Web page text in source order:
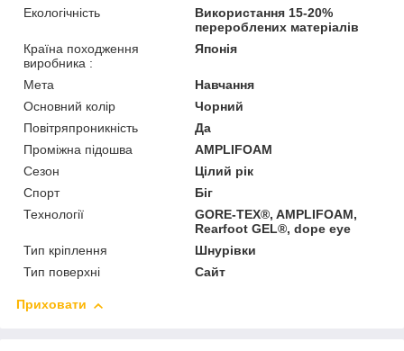
Екологічність
Використання 15-20%
перероблених матеріалів
Країна походження
виробника :
Японія
Мета
Навчання
Основний колір
Чорний
Повітряпроникність
Да
Проміжна підошва
AMPLIFOAM
Сезон
Цілий рік
Спорт
Біг
Технології
GORE-TEX®, AMPLIFOAM,
Rearfoot GEL®, dope eye
Тип кріплення
Шнурівки
Тип поверхні
Сайт
Приховати